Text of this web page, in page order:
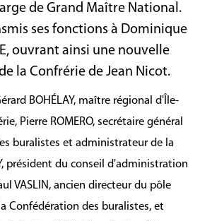
de Grand Maître National.
ses fonctions à Dominique
ouvrant ainsi une nouvelle
la Confrérie de Jean Nicot.
BOHÉLAY, maître régional d'Île-
Pierre ROMERO, secrétaire général
buralistes et administrateur de la
président du conseil d'administration
VASLIN, ancien directeur du pôle
Confédération des buralistes, et